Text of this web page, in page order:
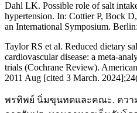
Dahl LK. Possible role of salt
hypertension. In: Cottier P, Bock
an International Symposium.
Taylor RS et al. Reduced dietary
cardiovascular disease: a meta-
trials (Cochrane Review).
2011 Aug [cited 3 March.
พรทิพย์ นิ่มขุนทดและคณะ. ควา